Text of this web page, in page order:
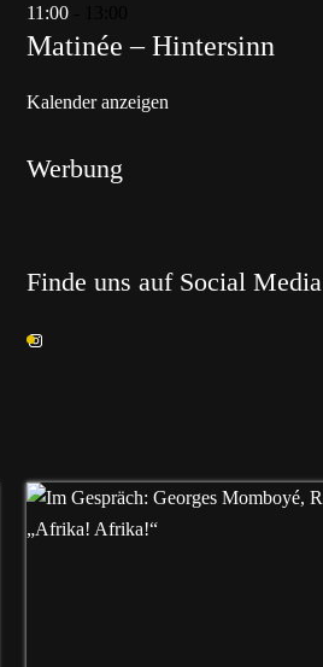
11:00
Matinée – Hintersinn
Kalender anzeigen
Werbung
Finde uns auf Social Media